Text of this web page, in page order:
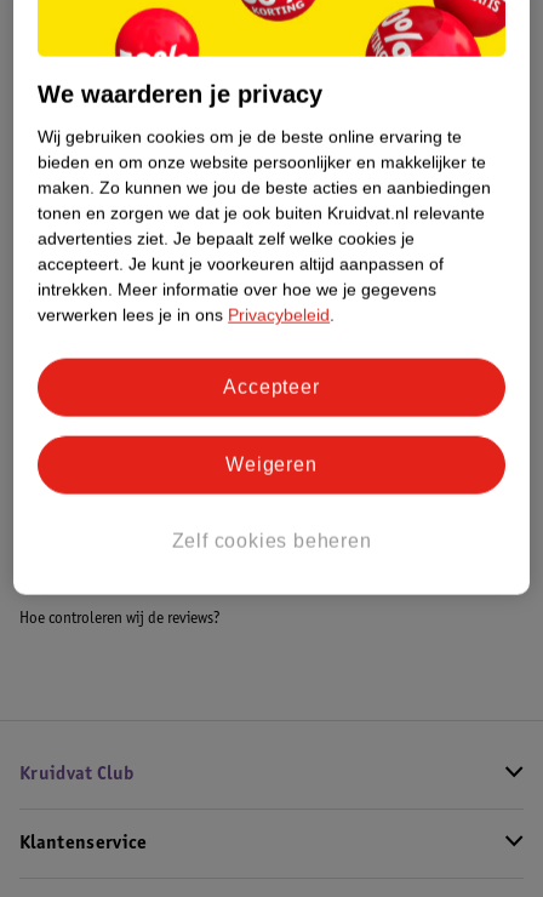
Over dit product
Productinformatie
Etiketinformatie
Nature Impact Score
Dit product heeft (nog) geen Nature
Impact Score.
Meer informatie
Bestel & Bezorginformatie
Hoe controleren wij de reviews?
Kruidvat Club
Klantenservice
We waarderen je privacy
Wij gebruiken cookies om je de beste online ervaring te
bieden en om onze website persoonlijker en makkelijker te
maken. Zo kunnen we jou de beste acties en aanbiedingen
tonen en zorgen we dat je ook buiten Kruidvat.nl relevante
advertenties ziet. Je bepaalt zelf welke cookies je
accepteert. Je kunt je voorkeuren altijd aanpassen of
intrekken. Meer informatie over hoe we je gegevens
verwerken lees je in ons Privacybeleid.
Zelf cookies beheren
Weigeren
Accepteer